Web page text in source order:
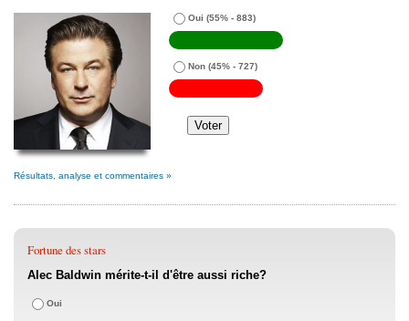
Oui (55% - 883)
Non (45% - 727)
Résultats, analyse et commentaires »
Fortune des stars
Alec Baldwin mérite-t-il d'être aussi riche?
Oui